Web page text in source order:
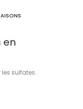
en
sulfates.